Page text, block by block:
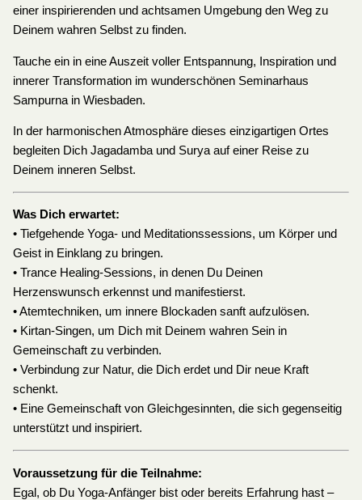
einer inspirierenden und achtsamen Umgebung den Weg zu
Deinem wahren Selbst zu finden.
Tauche ein in eine Auszeit voller Entspannung, Inspiration und
innerer Transformation im wunderschönen Seminarhaus
Sampurna in Wiesbaden.
In der harmonischen Atmosphäre dieses einzigartigen Ortes
begleiten Dich Jagadamba und Surya auf einer Reise zu
Deinem inneren Selbst.
Was Dich erwartet:
• Tiefgehende Yoga- und Meditationssessions, um Körper und
Geist in Einklang zu bringen.
• Trance Healing-Sessions, in denen Du Deinen
Herzenswunsch erkennst und manifestierst.
• Atemtechniken, um innere Blockaden sanft aufzulösen.
• Kirtan-Singen, um Dich mit Deinem wahren Sein in
Gemeinschaft zu verbinden.
• Verbindung zur Natur, die Dich erdet und Dir neue Kraft
schenkt.
• Eine Gemeinschaft von Gleichgesinnten, die sich gegenseitig
unterstützt und inspiriert.
Voraussetzung für die Teilnahme:
Egal, ob Du Yoga-Anfänger bist oder bereits Erfahrung hast –